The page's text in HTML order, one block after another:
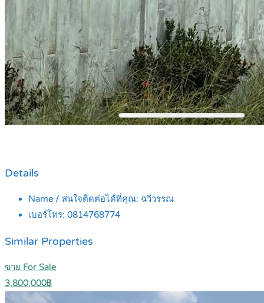
Details
Name / สนใจติดต่อได้ที่คุณ: ฉวีวรรณ
เบอร์โทร: 0814768774
Similar Properties
ขาย For Sale
3,800,000฿